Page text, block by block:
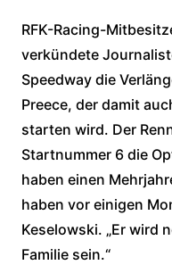
RFK-Racing-
verkündete
Speedway die
Preece, der damit
starten wird. Der
Startnummer 6 die
haben einen
haben vor einigen
Keselowski. „Er wird
Familie sein.“